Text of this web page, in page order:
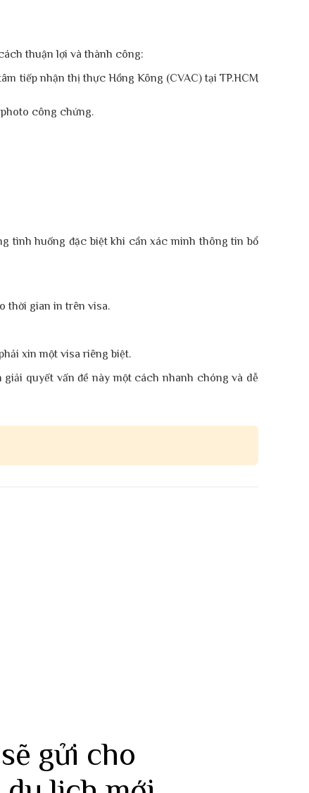
thuận lợi và thành công:
tiếp nhận thị thực Hồng Kông (CVAC) tại TP.HCM
công chứng.
tình huống đặc biệt khi cần xác minh thông tin bổ
thời gian in trên visa.
xin một visa riêng biệt.
giải quyết vấn đề này một cách nhanh chóng và dễ
gửi cho